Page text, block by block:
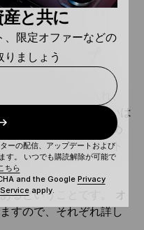
を見てみましょう。
フランプ
初めて足を踏み入れ、
の売却、 あるいは
てかなりの成功を収め
産をキャッシュアウト
います。
るということです。 オ
すので、それぞれ詳し
と共に
、限定オファーなどの
ましょう
ーの配信、アップデートおよび
す。 いつでも購読解除が可能で
ちら
and the Google Privacy
apply.